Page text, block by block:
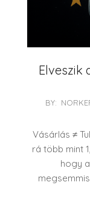
Elveszik
2025-
30
BY:
Vásárlás ≠
rá több mint
hogy